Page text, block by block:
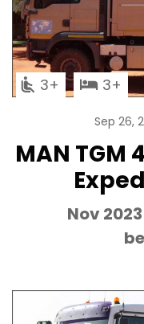
3 3
Sep 26,
MAN TGM
Nov